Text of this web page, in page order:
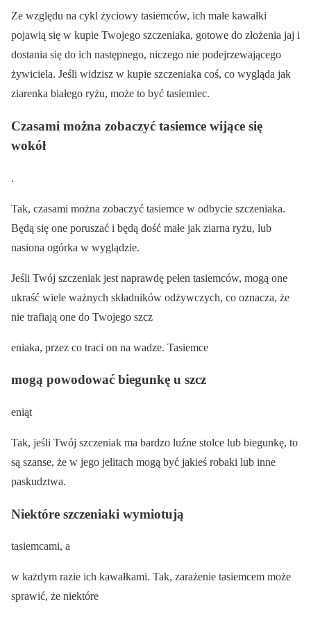
Ze względu na cykl życiowy tasiemców, ich małe kawałki
pojawią się w kupie Twojego szczeniaka, gotowe do złożenia jaj i
dostania się do ich następnego, niczego nie podejrzewającego
żywiciela. Jeśli widzisz w kupie szczeniaka coś, co wygląda jak
ziarenka białego ryżu, może to być tasiemiec.
Czasami można zobaczyć tasiemce wijące się
wokół
.
Tak, czasami można zobaczyć tasiemce w odbycie szczeniaka.
Będą się one poruszać i będą dość małe jak ziarna ryżu, lub
nasiona ogórka w wyglądzie.
Jeśli Twój szczeniak jest naprawdę pełen tasiemców, mogą one
ukraść wiele ważnych składników odżywczych, co oznacza, że
nie trafiają one do Twojego szcz
eniaka, przez co traci on na wadze. Tasiemce
mogą powodować biegunkę u szcz
eniąt
Tak, jeśli Twój szczeniak ma bardzo luźne stolce lub biegunkę, to
są szanse, że w jego jelitach mogą być jakieś robaki lub inne
paskudztwa.
Niektóre szczeniaki wymiotują
tasiemcami, a
w każdym razie ich kawałkami. Tak, zarażenie tasiemcem może
sprawić, że niektóre